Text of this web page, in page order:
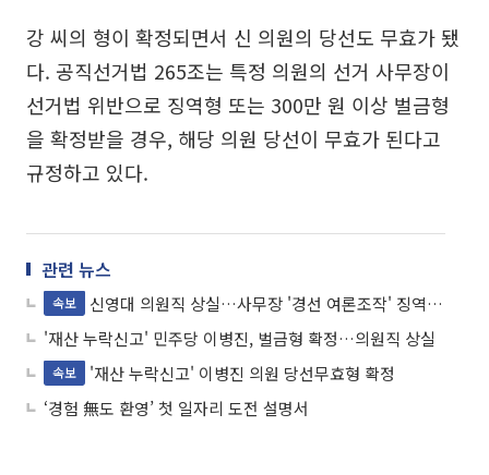
강 씨의 형이 확정되면서 신 의원의 당선도 무효가 됐
다. 공직선거법 265조는 특정 의원의 선거 사무장이
선거법 위반으로 징역형 또는 300만 원 이상 벌금형
을 확정받을 경우, 해당 의원 당선이 무효가 된다고
규정하고 있다.
관련 뉴스
속보
신영대 의원직 상실…사무장 '경선 여론조작' 징역형 집유 확정
'재산 누락신고' 민주당 이병진, 벌금형 확정…의원직 상실
속보
'재산 누락신고' 이병진 의원 당선무효형 확정
‘경험 無도 환영’ 첫 일자리 도전 설명서